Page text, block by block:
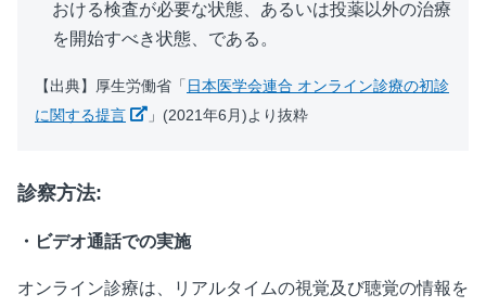
おける検査が必要な状態、あるいは投薬以外の治療
を開始すべき状態、である。
【出典】厚生労働省「 ⽇本医学会連合 オンライン診療の初診
に関する提⾔
新しいウィンドウで開く
」(2021年6月)より抜粋
診察方法:
・ビデオ通話での実施
オンライン診療は、リアルタイムの視覚及び聴覚の情報を